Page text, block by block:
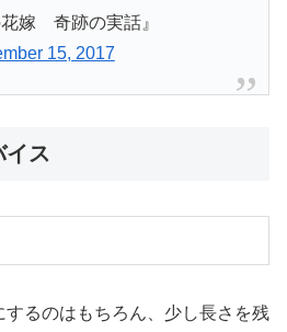
嫁 奇跡の実話』
15, 2017
イス
るのはもちろん、少し長さを残